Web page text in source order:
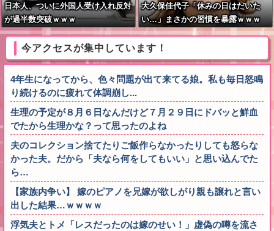
日本人、ついに外国人受け入れ反対
が過半数突破ｗｗｗ
大久保佳代子「休みの日はだいた
い…」まさかの習慣を暴露ｗｗｗ
今アクセスが集中しています！
4年生になってから、色々問題が出て来てる娘。私も毎日怒鳴
り続けるのに疲れて体調崩し...
生理の予定が８月６日なんだけど７月２９日にドバッと鮮血
でたから生理かな？って思ったのよね
夫のコレクション捨てたりご飯作らなかったりしても怒らな
かった夫。だから「夫なら何をしてもいい」と思い込んでた
ら…
【家族内争い】 嫁のピアノを兄嫁が欲しがり親も譲れと言い
出した結果…ｗｗｗｗ
浮気夫とトメ「レスだったのは嫁のせい！」虚偽の噂を流さ